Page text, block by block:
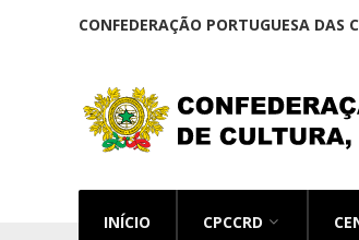
CONFEDERAÇÃO PORTUGUESA DAS
INÍCIO CPCCRD